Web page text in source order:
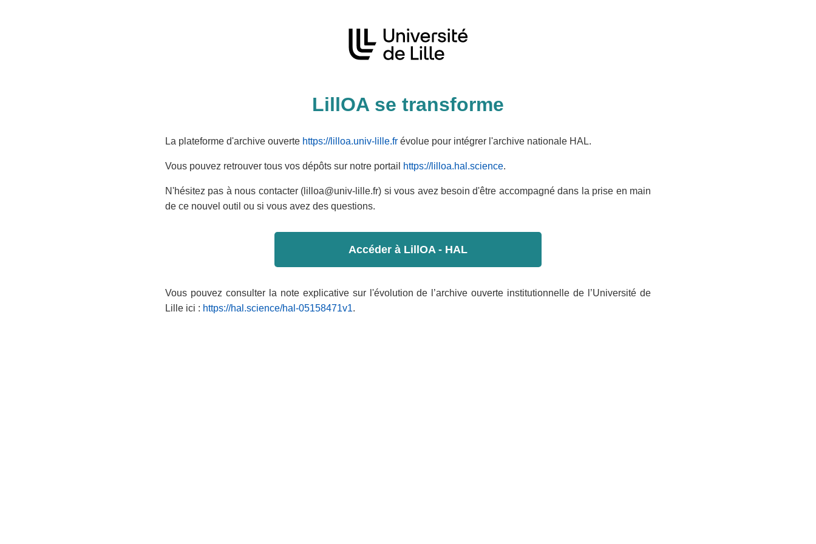
LillOA se transforme
La plateforme d'archive ouverte https://lilloa.univ-lille.fr évolue pour intégrer l'archive nationale HAL.
Vous pouvez retrouver tous vos dépôts sur notre portail https://lilloa.hal.science.
N'hésitez pas à nous contacter (lilloa@univ-lille.fr) si vous avez besoin d'être accompagné dans la prise en main
de ce nouvel outil ou si vous avez des questions.
Accéder à LillOA - HAL
Vous pouvez consulter la note explicative sur l'évolution de l’archive ouverte institutionnelle de l’Université de
Lille ici : https://hal.science/hal-05158471v1.